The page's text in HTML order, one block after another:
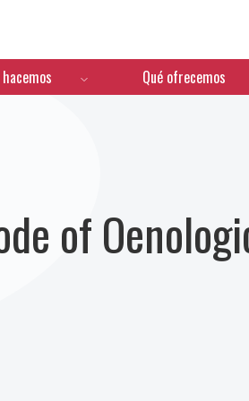
hacemos Qué ofrecemos
of